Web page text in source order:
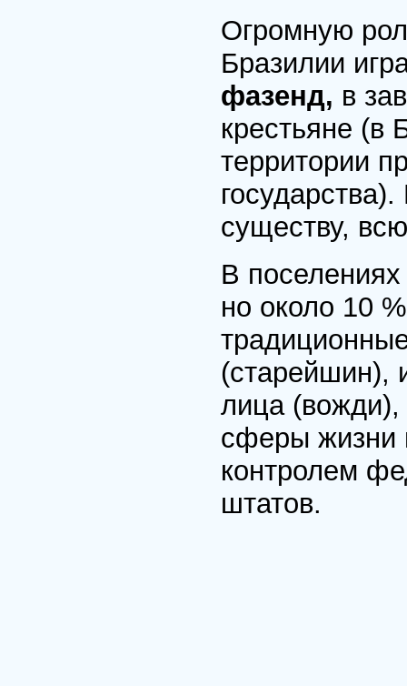
Огромную
Бразилии
фазенд, в
крестьяне (в
территории
существу,
В
но около 10
(старейшин),
лица (вожди),
сферы жизни
контролем
штатов.